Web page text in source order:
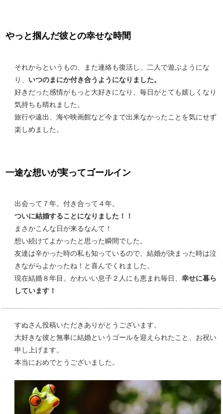
やっと掴んだ彼との幸せな時間
それからというもの、また連絡も復活し、二人で遊ぶようにな
り、 いつのまにか付き合うようになりました。
好きだった感情がもっと大好きになり、毎日がとても嬉しくなり
気持ちも晴れました。
旅行や遠出、海や映画館など今まで出来なかったことを気にせず
楽しめました。
一途な想いが実ってゴールイン
出会って７年。付き合って４年。
ついに結婚することになりました！！
まさかこんな日が来るなんて！
想い続けてよかったと思った瞬間でした。
友達は辛かった時の私も知っているので、結婚が決まった時は泣
きながらよかったね！と喜んでくれました。
現在結婚８年目。かわいい息子２人にも恵まれ毎日、 幸せに暮ら
しています！
すぬさん投稿いただきありがとうございます。
大好きな彼と無事に結婚というゴールを迎えられたこと、お祝い
申し上げます。
本当におめでとうございました。